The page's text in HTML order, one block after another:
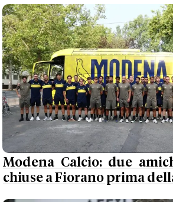
Modena Calcio: due
chiuse a Fiorano prima